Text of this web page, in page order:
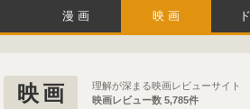
漫画 映画
映画
理解が深まる映画レビューサイト
映画レビュー数 5,785件